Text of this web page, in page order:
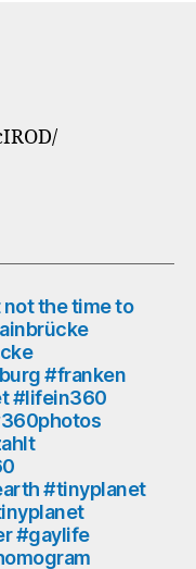
#stkilian
#insta360planet
#lifein360
#360photo
#360photos
#360selfie
@insta360
#invisibleselfiestick
#tinyearth
the time to
#franken
#lifein360
#tinyplanet
#gaylife